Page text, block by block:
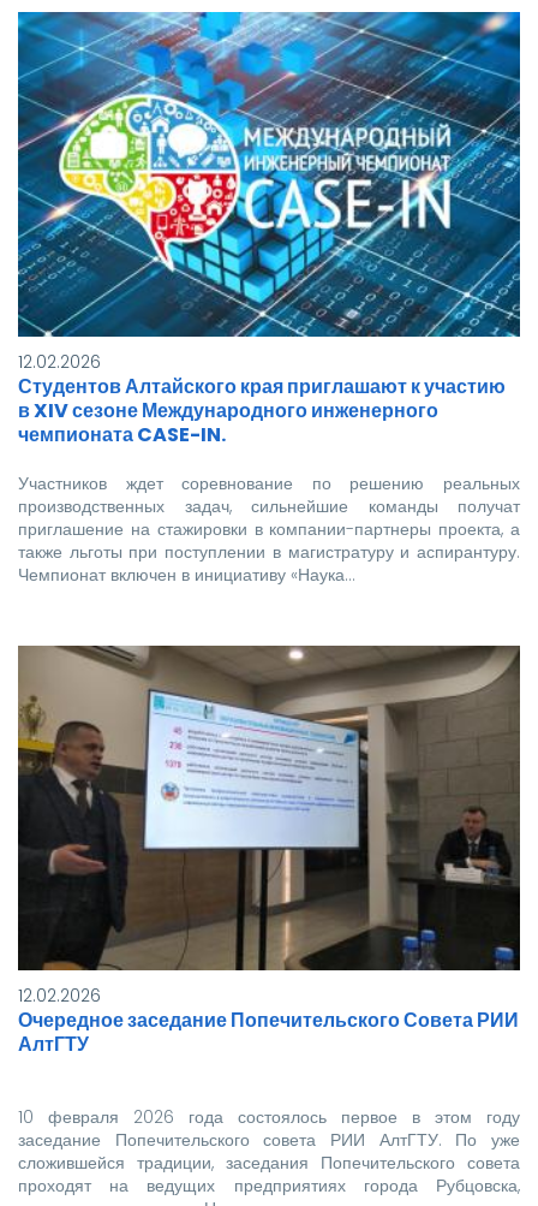
12.02.2026
Студентов Алтайского края приглашают к участию
в XIV сезоне Международного инженерного
чемпионата CASE-IN.
Участников ждет соревнование по решению реальных
производственных задач, сильнейшие команды получат
приглашение на стажировки в компании-партнеры проекта, а
также льготы при поступлении в магистратуру и аспирантуру.
Чемпионат включен в инициативу «Наука…
12.02.2026
Очередное заседание Попечительского Совета РИИ
АлтГТУ
10 февраля 2026 года состоялось первое в этом году
заседание Попечительского совета РИИ АлтГТУ. По уже
сложившейся традиции, заседания Попечительского совета
проходят на ведущих предприятиях города Рубцовска,